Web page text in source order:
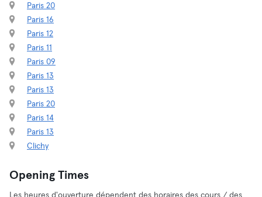
Paris 20
Paris 16
Paris 12
Paris 11
Paris 09
Paris 13
Paris 13
Paris 20
Paris 14
Paris 13
Clichy
Opening Times
Les heures d'ouverture dépendent des horaires des cours / des